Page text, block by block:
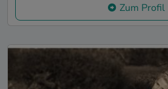
Zum Profil